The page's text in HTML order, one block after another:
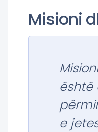
Misioni
është
e